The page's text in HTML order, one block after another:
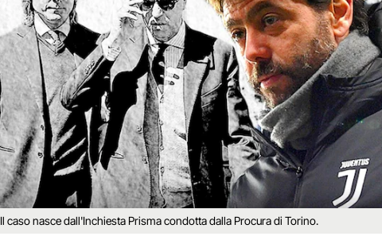
Il caso nasce dall'Inchiesta Prisma condotta dalla Procura di Torino.